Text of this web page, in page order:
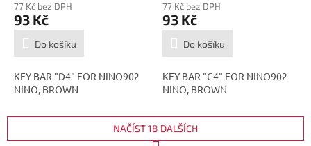
77 Kč bez DPH
93 Kč
Do košíku
KEY BAR "D4" FOR NINO902
NINO, BROWN
77 Kč bez DPH
93 Kč
Do košíku
KEY BAR "C4" FOR NINO902
NINO, BROWN
NAČÍST 18 DALŠÍCH